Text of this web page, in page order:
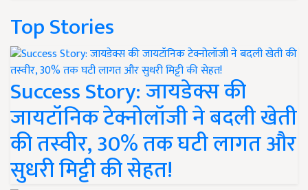
Top Stories
Success Story: जायडेक्स की
जायटॉनिक टेक्नोलॉजी ने बदली खेती
की तस्वीर, 30% तक घटी लागत और
सुधरी मिट्टी की सेहत!